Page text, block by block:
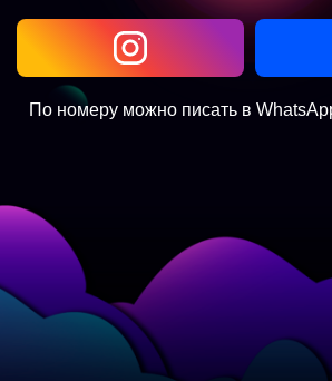
По номеру можно писать в